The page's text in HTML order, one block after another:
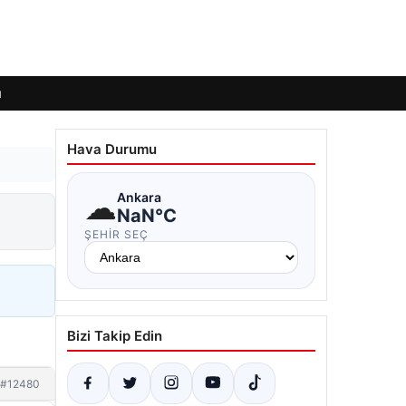
#12480
Hava Durumu
☁Ankara
NaN°C
ŞEHIR SEÇ
Bizi Takip Edin